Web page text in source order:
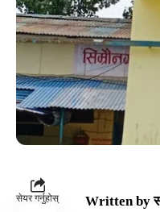
सेयर गर्नुहोस् Written by